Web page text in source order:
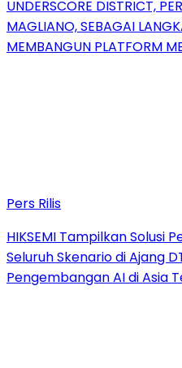
UNDERSCORE DISTRICT,
MAGLIANO, SEBAGAI
MEMBANGUN PLATFORM
Pers Rilis
HIKSEMI Tampilkan Solusi
Seluruh Skenario di Ajang
Pengembangan AI di Asia